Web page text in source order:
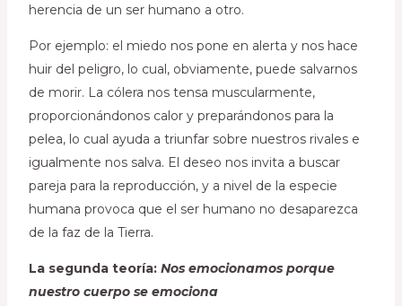
herencia de un ser humano a otro.
Por ejemplo: el miedo nos pone en alerta y nos hace
huir del peligro, lo cual, obviamente, puede salvarnos
de morir. La cólera nos tensa muscularmente,
proporcionándonos calor y preparándonos para la
pelea, lo cual ayuda a triunfar sobre nuestros rivales e
igualmente nos salva. El deseo nos invita a buscar
pareja para la reproducción, y a nivel de la especie
humana provoca que el ser humano no desaparezca
de la faz de la Tierra.
La segunda teoría: Nos emocionamos porque
nuestro cuerpo se emociona